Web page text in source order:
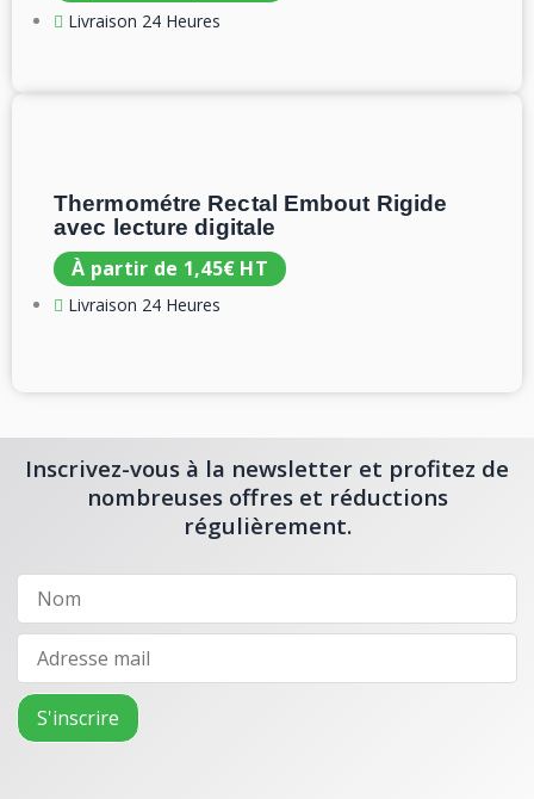
Livraison 24 Heures
Thermométre Rectal Embout Rigide
avec lecture digitale
À partir de 1,45€ HT
Livraison 24 Heures
Inscrivez-vous à la newsletter et profitez de
nombreuses offres et réductions
régulièrement.